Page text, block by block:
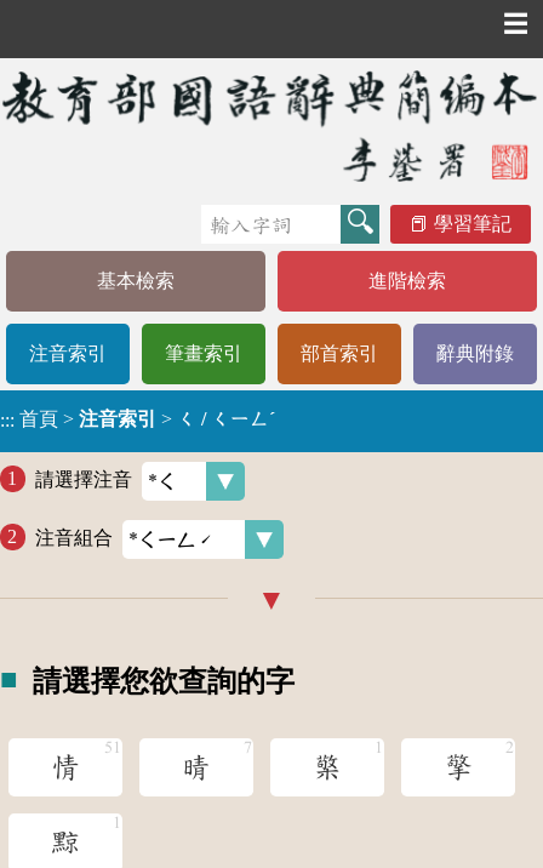
☰
學習筆記
基本檢索 進階檢索
注音索引 筆畫索引 部首索引 辭典附錄
::: 首頁 > 注音索引 > ㄑ / ㄑㄧㄥˊ
請選擇注音
注音組合
請選擇您欲查詢的字
情 晴 檠 擎
黥